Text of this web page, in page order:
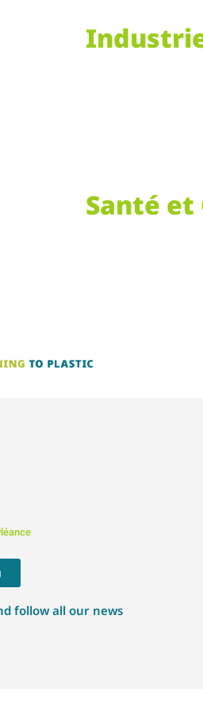
Santé et
follow all our news